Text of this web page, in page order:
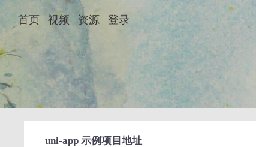
首页 视频 资源 登录
uni-app 示例项目地址